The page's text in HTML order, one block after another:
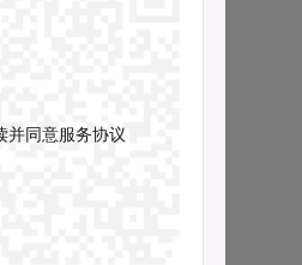
并同意服务协议